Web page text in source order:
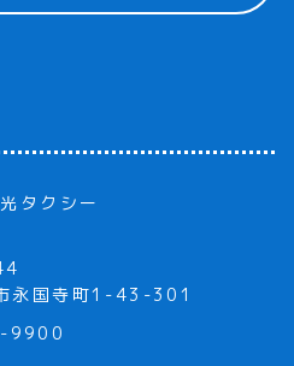
タクシー
永国寺町1-43-301
9900